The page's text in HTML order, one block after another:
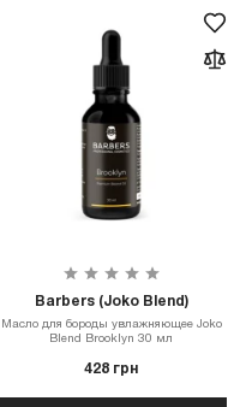
Barbers (Joko Blend)
Масло для бороды увлажняющее Joko
Blend Brooklyn 30 мл
428 грн